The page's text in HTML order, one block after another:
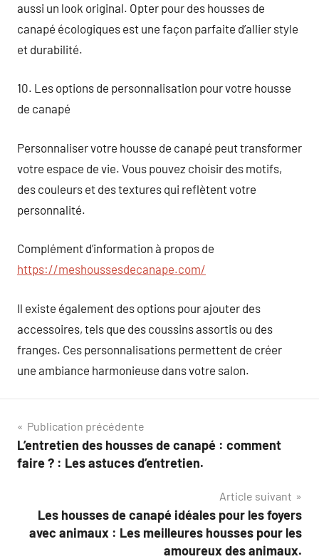
aussi un look original. Opter pour des housses de
canapé écologiques est une façon parfaite d’allier style
et durabilité.
10. Les options de personnalisation pour votre housse
de canapé
Personnaliser votre housse de canapé peut transformer
votre espace de vie. Vous pouvez choisir des motifs,
des couleurs et des textures qui reflètent votre
personnalité.
Complément d’information à propos de
https://meshoussesdecanape.com/
Il existe également des options pour ajouter des
accessoires, tels que des coussins assortis ou des
franges. Ces personnalisations permettent de créer
une ambiance harmonieuse dans votre salon.
Navigation
de
Publication précédente
L’entretien des housses de canapé : comment
faire ? : Les astuces d’entretien.
Article suivant
Les housses de canapé idéales pour les foyers
avec animaux : Les meilleures housses pour les
amoureux des animaux.